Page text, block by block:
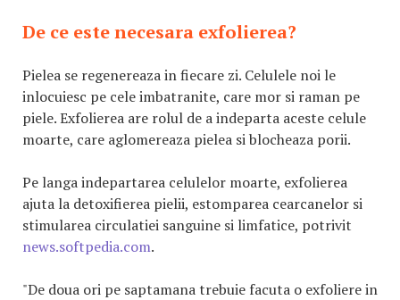
De ce este necesara exfolierea?
Pielea se regenereaza in fiecare zi. Celulele noi le
inlocuiesc pe cele imbatranite, care mor si raman pe
piele. Exfolierea are rolul de a indeparta aceste celule
moarte, care aglomereaza pielea si blocheaza porii.
Pe langa indepartarea celulelor moarte, exfolierea
ajuta la detoxifierea pielii, estomparea cearcanelor si
stimularea circulatiei sanguine si limfatice, potrivit
news.softpedia.com.
"De doua ori pe saptamana trebuie facuta o exfoliere in